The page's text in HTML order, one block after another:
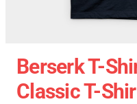
Berserk T-
Classic T-